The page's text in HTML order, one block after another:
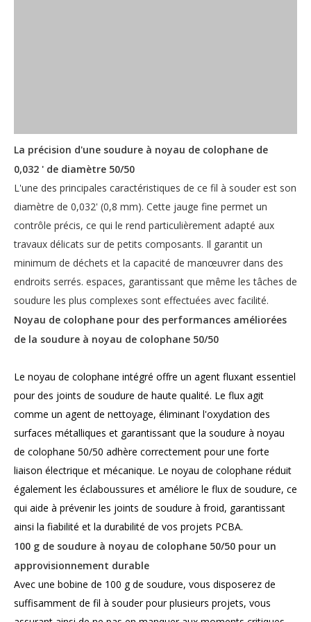
La précision d'une soudure à noyau de colophane de
0,032 ' de diamètre 50/50
L'une des principales caractéristiques de ce fil à souder est son
diamètre de 0,032' (0,8 mm). Cette jauge fine permet un
contrôle précis, ce qui le rend particulièrement adapté aux
travaux délicats sur de petits composants. Il garantit un
minimum de déchets et la capacité de manœuvrer dans des
endroits serrés. espaces, garantissant que même les tâches de
soudure les plus complexes sont effectuées avec facilité.
Noyau de colophane pour des performances améliorées
de la soudure à noyau de colophane 50/50
Le noyau de colophane intégré offre un agent fluxant essentiel
pour des joints de soudure de haute qualité. Le flux agit
comme un agent de nettoyage, éliminant l'oxydation des
surfaces métalliques et garantissant que la soudure à noyau
de colophane 50/50 adhère correctement pour une forte
liaison électrique et mécanique. Le noyau de colophane réduit
également les éclaboussures et améliore le flux de soudure, ce
qui aide à prévenir les joints de soudure à froid, garantissant
ainsi la fiabilité et la durabilité de vos projets PCBA.
100 g de soudure à noyau de colophane 50/50 pour un
approvisionnement durable
Avec une bobine de 100 g de soudure, vous disposerez de
suffisamment de fil à souder pour plusieurs projets, vous